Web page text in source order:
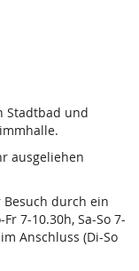
Stadtbad und
ausgeliehen
durch ein
7-10.30h, Sa-So 7-
Anschluss (Di-So